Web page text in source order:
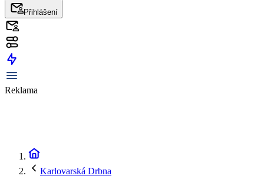
Přihlášení
Reklama
Karlovarská Drbna